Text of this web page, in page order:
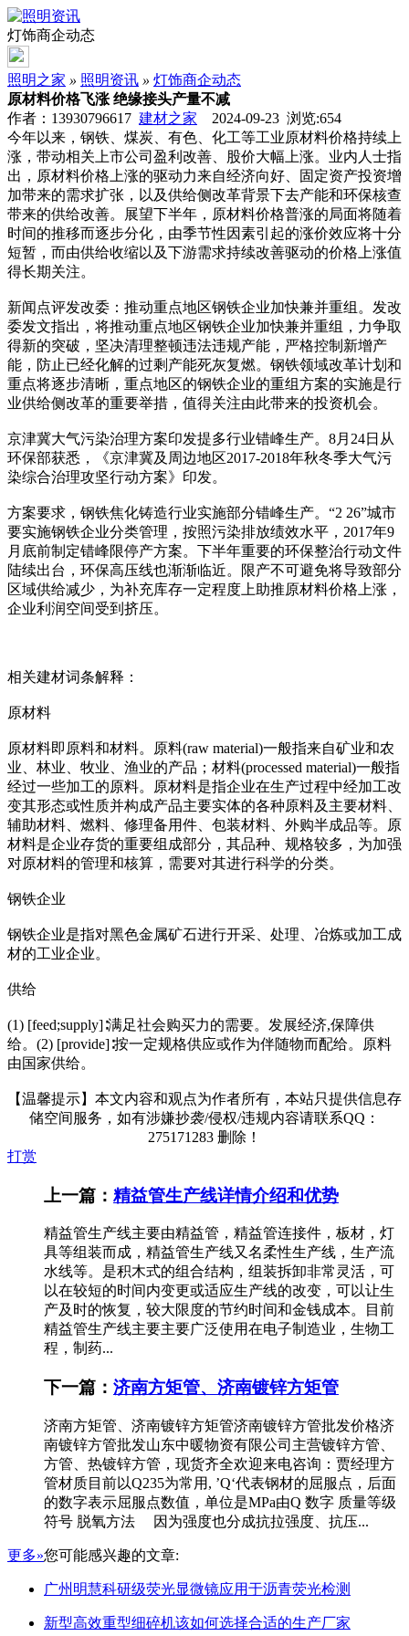
灯饰商企动态
照明之家 » 照明资讯 » 灯饰商企动态
原材料价格飞涨 绝缘接头产量不减
作者：13930796617 建材之家 2024-09-23 浏览:654
今年以来，钢铁、煤炭、有色、化工等工业原材料价格持续上
涨，带动相关上市公司盈利改善、股价大幅上涨。业内人士指
出，原材料价格上涨的驱动力来自经济向好、固定资产投资增
加带来的需求扩张，以及供给侧改革背景下去产能和环保核查
带来的供给改善。展望下半年，原材料价格普涨的局面将随着
时间的推移而逐步分化，由季节性因素引起的涨价效应将十分
短暂，而由供给收缩以及下游需求持续改善驱动的价格上涨值
得长期关注。
新闻点评发改委：推动重点地区钢铁企业加快兼并重组。发改
委发文指出，将推动重点地区钢铁企业加快兼并重组，力争取
得新的突破，坚决清理整顿违法违规产能，严格控制新增产
能，防止已经化解的过剩产能死灰复燃。钢铁领域改革计划和
重点将逐步清晰，重点地区的钢铁企业的重组方案的实施是行
业供给侧改革的重要举措，值得关注由此带来的投资机会。
京津冀大气污染治理方案印发提多行业错峰生产。8月24日从
环保部获悉，《京津冀及周边地区2017-2018年秋冬季大气污
染综合治理攻坚行动方案》印发。
方案要求，钢铁焦化铸造行业实施部分错峰生产。“2 26”城市
要实施钢铁企业分类管理，按照污染排放绩效水平，2017年9
月底前制定错峰限停产方案。下半年重要的环保整治行动文件
陆续出台，环保高压线也渐渐临近。限产不可避免将导致部分
区域供给减少，为补充库存一定程度上助推原材料价格上涨，
企业利润空间受到挤压。
相关建材词条解释：
原材料
原材料即原料和材料。原料(raw material)一般指来自矿业和农
业、林业、牧业、渔业的产品；材料(processed material)一般指
经过一些加工的原料。原材料是指企业在生产过程中经加工改
变其形态或性质并构成产品主要实体的各种原料及主要材料、
辅助材料、燃料、修理备用件、包装材料、外购半成品等。原
材料是企业存货的重要组成部分，其品种、规格较多，为加强
对原材料的管理和核算，需要对其进行科学的分类。
钢铁企业
钢铁企业是指对黑色金属矿石进行开采、处理、冶炼或加工成
材的工业企业。
供给
(1) [feed;supply]∶满足社会购买力的需要。发展经济,保障供
给。(2) [provide]∶按一定规格供应或作为伴随物而配给。原料
由国家供给。
【温馨提示】本文内容和观点为作者所有，本站只提供信息存
储空间服务，如有涉嫌抄袭/侵权/违规内容请联系QQ：
275171283 删除！
打赏
上一篇： 精益管生产线详情介绍和优势
精益管生产线主要由精益管，精益管连接件，板材，灯
具等组装而成，精益管生产线又名柔性生产线，生产流
水线等。是积木式的组合结构，组装拆卸非常灵活，可
以在较短的时间内变更或适应生产线的改变，可以让生
产及时的恢复，较大限度的节约时间和金钱成本。目前
精益管生产线主要主要广泛使用在电子制造业，生物工
程，制药...
下一篇： 济南方矩管、济南镀锌方矩管
济南方矩管、济南镀锌方矩管济南镀锌方管批发价格济
南镀锌方管批发山东中暖物资有限公司主营镀锌方管、
方管、热镀锌方管，现货齐全欢迎来电咨询：贾经理方
管材质目前以Q235为常用, ’Q‘代表钢材的屈服点，后面
的数字表示屈服点数值，单位是MPa由Q 数字 质量等级
符号 脱氧方法 因为强度也分成抗拉强度、抗压...
更多»您可能感兴趣的文章:
广州明慧科研级荧光显微镜应用于沥青荧光检测
新型高效重型细碎机该如何选择合适的生产厂家